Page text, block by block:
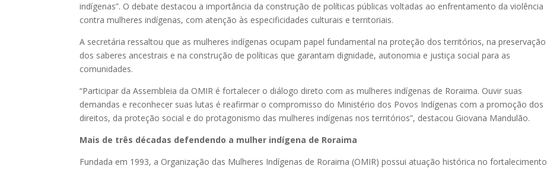
indígenas”. O debate destacou a importância da construção de políticas públicas voltadas ao enfrentamento da violência
contra mulheres indígenas, com atenção às especificidades culturais e territoriais.
A secretária ressaltou que as mulheres indígenas ocupam papel fundamental na proteção dos territórios, na preservação
dos saberes ancestrais e na construção de políticas que garantam dignidade, autonomia e justiça social para as
comunidades.
“Participar da Assembleia da OMIR é fortalecer o diálogo direto com as mulheres indígenas de Roraima. Ouvir suas
demandas e reconhecer suas lutas é reafirmar o compromisso do Ministério dos Povos Indígenas com a promoção dos
direitos, da proteção social e do protagonismo das mulheres indígenas nos territórios”, destacou Giovana Mandulão.
Mais de três décadas defendendo a mulher indígena de Roraima
Fundada em 1993, a Organização das Mulheres Indígenas de Roraima (OMIR) possui atuação histórica no fortalecimento